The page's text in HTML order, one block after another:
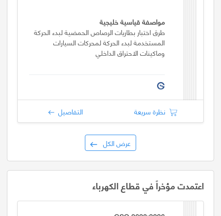
مواصفة قياسية خليجية
طرق اختبار بطاريات الرصاص الحمضية لبدء الحركة
المستخدمة لبدء الحركة لمحركات السيارات
وماكينات الاحتراق الداخلي
نظرة سريعة التفاصيل
عرض الكل
اعتمدت مؤخراً في قطاع الكهرباء